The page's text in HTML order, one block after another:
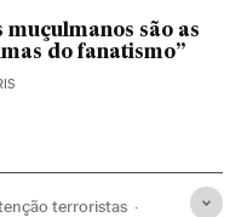
muçulmanos são as
do fanatismo”
terroristas